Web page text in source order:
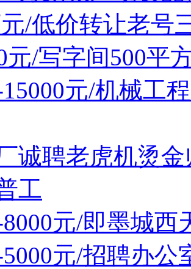
/低价转让老号
元/写字间500平
15000元/机械工
诚聘老虎机烫
工
8000元/即墨城
5000元/招聘办公